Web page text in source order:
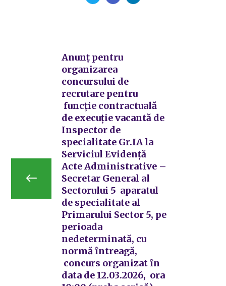
Anunț pentru
organizarea
concursului de
recrutare pentru
funcție contractuală
de execuție vacantă de
Inspector de
specialitate Gr.IA la
Serviciul Evidență
Acte Administrative –
Secretar General al
Sectorului 5 aparatul
de specialitate al
Primarului Sector 5, pe
perioada
nedeterminată, cu
normă întreagă,
concurs organizat în
data de 12.03.2026, ora